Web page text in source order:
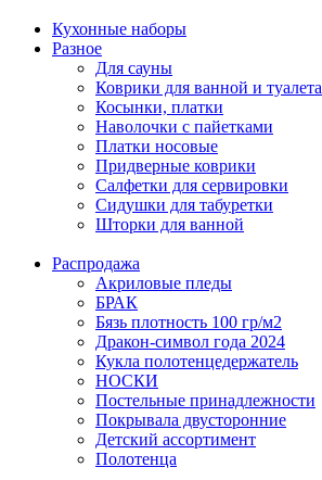
Кухонные наборы
Разное
Для сауны
Коврики для ванной и туалета
Косынки, платки
Наволочки с пайетками
Платки носовые
Придверные коврики
Салфетки для сервировки
Сидушки для табуретки
Шторки для ванной
Распродажа
Акриловые пледы
БРАК
Бязь плотность 100 гр/м2
Дракон-символ года 2024
Кукла полотенцедержатель
НОСКИ
Постельные принадлежности
Покрывала двусторонние
Детский ассортимент
Полотенца